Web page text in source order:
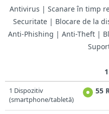
Antivirus | Scanare în timp
Securitate | Blocare de la
Anti-Phishing | Anti-Theft |
1 Dispozitiv
(smartphone/tabletă)
55